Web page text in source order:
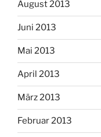
August 2013
Juni 2013
Mai 2013
April 2013
März 2013
Februar 2013